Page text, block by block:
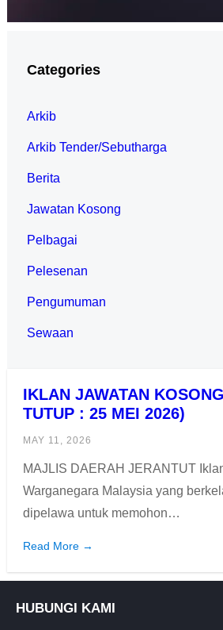
Categories
Arkib
Arkib Tender/Sebutharga
Berita
Jawatan Kosong
Pelbagai
Pelesenan
Pengumuman
Sewaan
IKLAN JAWATAN
TUTUP : 25 MEI 2026)
MAY 11, 2026
MAJLIS DAERAH JERANTUT
Warganegara Malaysia yang
dipelawa untuk memohon…
Read More →
HUBUNGI KAMI